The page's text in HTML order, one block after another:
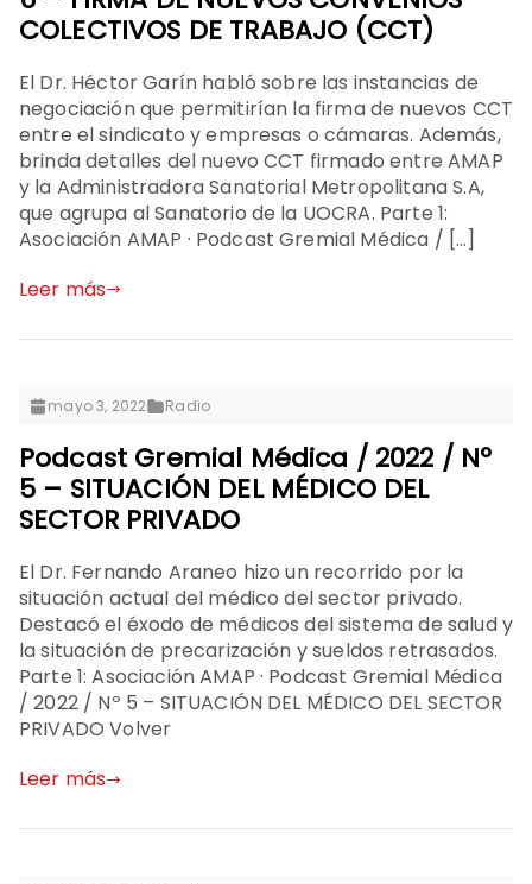
Privada
COLECTIVOS DE TRABAJO (CCT)
El Dr. Héctor Garín habló sobre las instancias de
negociación que permitirían la firma de nuevos CCT
entre el sindicato y empresas o cámaras. Además,
brinda detalles del nuevo CCT firmado entre AMAP
y la Administradora Sanatorial Metropolitana S.A,
que agrupa al Sanatorio de la UOCRA. Parte 1:
Asociación AMAP · Podcast Gremial Médica / […]
Leer más
mayo 3, 2022 Radio
Podcast Gremial Médica / 2022 / Nº
5 – SITUACIÓN DEL MÉDICO DEL
SECTOR PRIVADO
El Dr. Fernando Araneo hizo un recorrido por la
situación actual del médico del sector privado.
Destacó el éxodo de médicos del sistema de salud y
la situación de precarización y sueldos retrasados.
Parte 1: Asociación AMAP · Podcast Gremial Médica
/ 2022 / Nº 5 – SITUACIÓN DEL MÉDICO DEL SECTOR
PRIVADO Volver
Leer más